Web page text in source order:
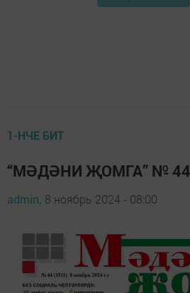
1-НЧЕ БИТ
“МӘДӘНИ ҖОМГА” № 44
admin, 8 ноябрь 2024 - 08:00